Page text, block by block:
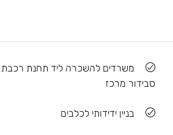
משרדים להשכרה ליד תחנת רכבת
סבידור מרכז
בניין ידידותי לכלבים